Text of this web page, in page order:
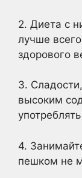
2. Диета с
лучше
здорового
3.
высоким
4.
пешком не